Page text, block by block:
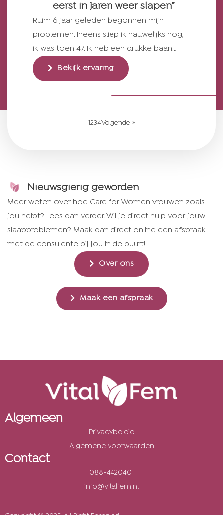
eerst in jaren weer slapen”
Ruim 6 jaar geleden begonnen mijn
problemen. Ineens sliep ik nauwelijks nog,
ik was toen 47. Ik heb een drukke baan…
Bekijk ervaring
1234Volgende »
Nieuwsgierig geworden
Meer weten over hoe Care for Women vrouwen zoals
jou helpt? Lees dan verder. Wil je direct hulp voor jouw
slaapproblemen? Maak dan direct online een afspraak
met de consulente bij jou in de buurt!
Over ons
Maak een afspraak
Algemeen
Privacybeleid
Algemene voorwaarden
Contact
088-4420401
info@vitalfem.nl